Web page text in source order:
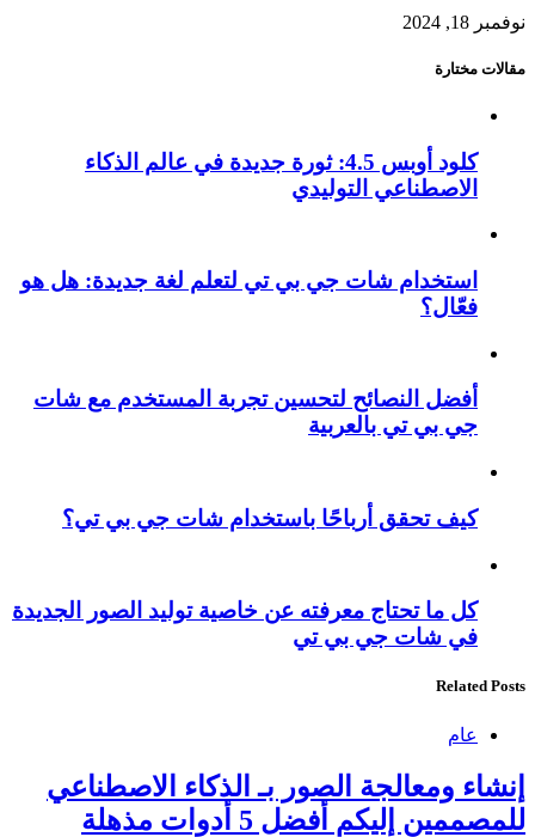
نوفمبر 18, 2024
مقالات مختارة
كلود أوبس 4.5: ثورة جديدة في عالم الذكاء
الاصطناعي التوليدي
استخدام شات جي بي تي لتعلم لغة جديدة: هل هو
فعّال؟
أفضل النصائح لتحسين تجربة المستخدم مع شات
جي بي تي بالعربية
كيف تحقق أرباحًا باستخدام شات جي بي تي؟
كل ما تحتاج معرفته عن خاصية توليد الصور الجديدة
في شات جي بي تي
Related Posts
عام
إنشاء ومعالجة الصور بـ الذكاء الاصطناعي
للمصممين إليكم أفضل 5 أدوات مذهلة